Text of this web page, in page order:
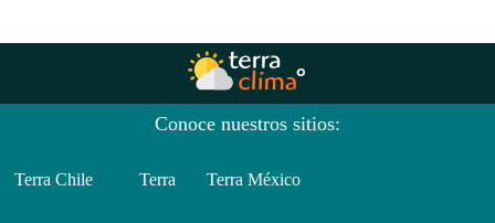
Conoce nuestros sitios:
Terra Chile Terra Terra México